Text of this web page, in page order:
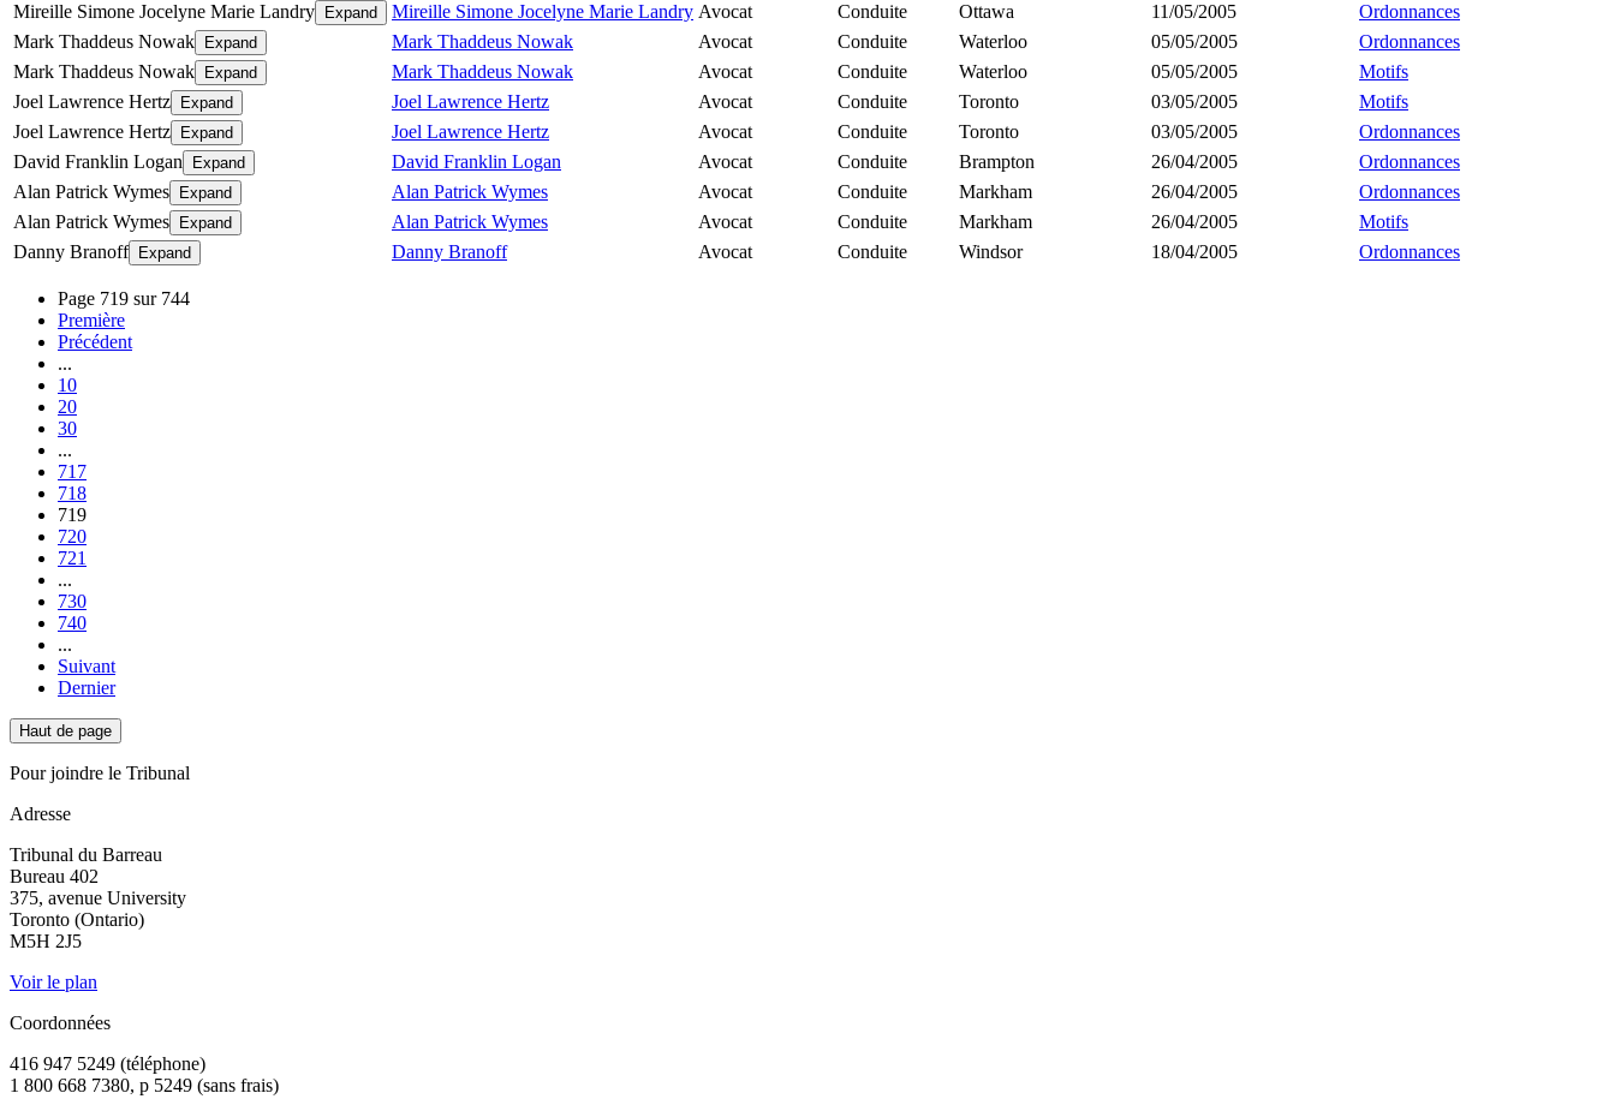
Mireille Simone Jocelyne Marie Landry
Expand Mireille Simone Jocelyne Marie Landry Avocat Conduite Ottawa 11/05/2005
Ordonnances
Mark Thaddeus Nowak
Expand Mark Thaddeus Nowak Avocat Conduite Waterloo 05/05/2005
Ordonnances
Mark Thaddeus Nowak
Expand Mark Thaddeus Nowak Avocat Conduite Waterloo 05/05/2005
Motifs
Joel Lawrence Hertz
Expand Joel Lawrence Hertz Avocat Conduite Toronto 03/05/2005
Motifs
Joel Lawrence Hertz
Expand Joel Lawrence Hertz Avocat Conduite Toronto 03/05/2005
Ordonnances
David Franklin Logan
Expand David Franklin Logan Avocat Conduite Brampton 26/04/2005
Ordonnances
Alan Patrick Wymes
Expand Alan Patrick Wymes Avocat Conduite Markham 26/04/2005
Ordonnances
Alan Patrick Wymes
Expand Alan Patrick Wymes Avocat Conduite Markham 26/04/2005
Motifs
Danny Branoff
Expand Danny Branoff Avocat Conduite Windsor 18/04/2005 Ordonnances
Page 719 sur 744
Première
Précédent
...
10
20
30
...
717
718
719
720
721
...
730
740
...
Suivant
Dernier
Haut de page
Pour joindre le Tribunal
Adresse
Tribunal du Barreau
Bureau 402
375, avenue University
Toronto (Ontario)
M5H 2J5
Voir le plan
Coordonnées
416 947 5249 (téléphone)
1 800 668 7380, p 5249 (sans frais)